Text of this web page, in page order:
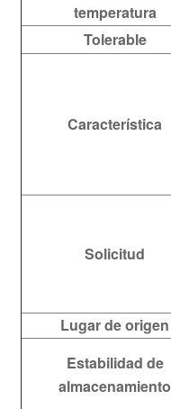
temperatura
Tolerable
Característica
Solicitud
Lugar de origen
Estabilidad de
almacenamiento